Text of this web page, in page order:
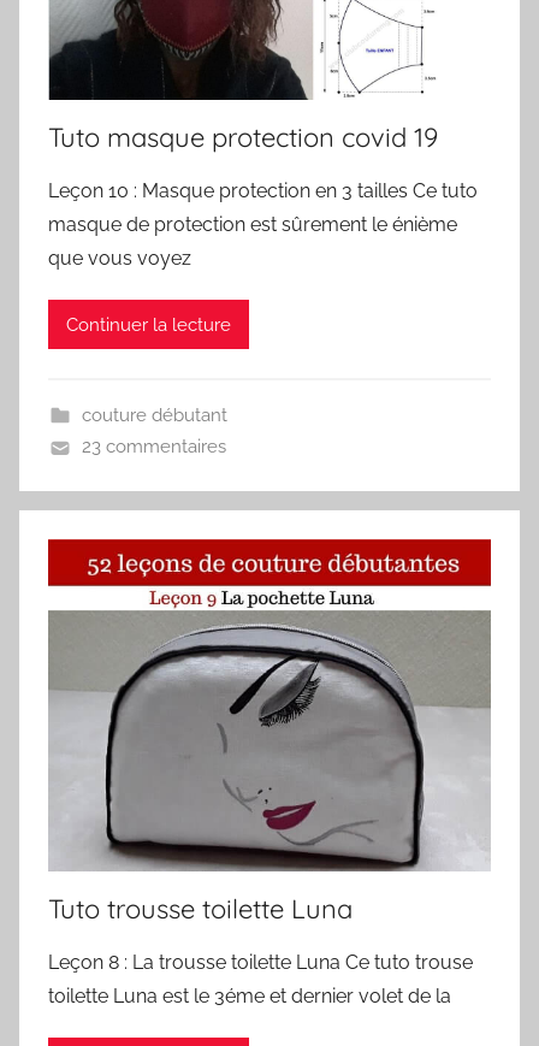
Tuto masque protection covid 19
Leçon 10 : Masque protection en 3 tailles Ce tuto
masque de protection est sûrement le énième
que vous voyez
Continuer la lecture
couture débutant
23 commentaires
Tuto trousse toilette Luna
Leçon 8 : La trousse toilette Luna Ce tuto trouse
toilette Luna est le 3éme et dernier volet de la